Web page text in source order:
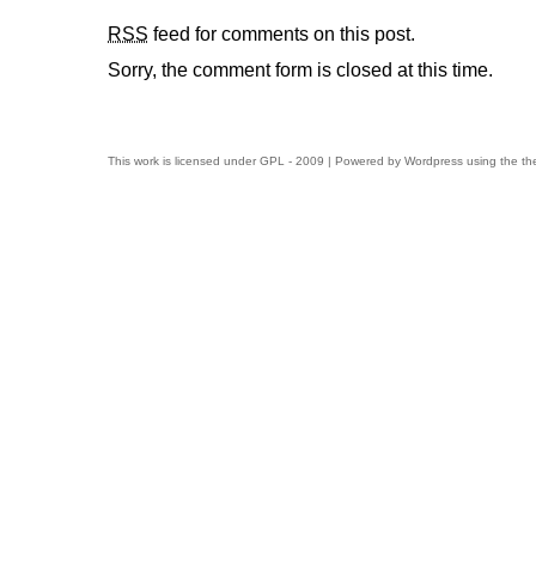
RSS feed for comments on this post.
Sorry, the comment form is closed at this time.
This work is licensed under GPL - 2009 | Powered by Wordpress using the